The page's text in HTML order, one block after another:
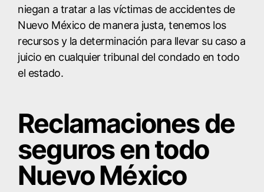
niegan a tratar a las víctimas de accidentes de
Nuevo México de manera justa, tenemos los
recursos y la determinación para llevar su caso a
juicio en cualquier tribunal del condado en todo
el estado.
Reclamaciones de
seguros en todo
Nuevo México